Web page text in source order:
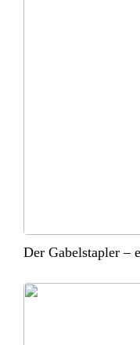
Der Gabelstapler –